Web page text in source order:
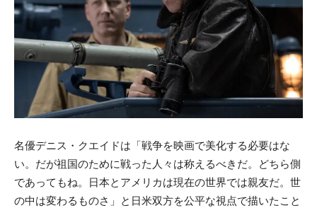
名優デニス・クエイドは「戦争を映画で美化する必要はな
い。だが祖国のために戦った人々は称えるべきだ。どちら側
であってもね。日本とアメリカは現在の世界では親友だ。世
の中は変わるものさ」と日米双方を公平な視点で描いたこと